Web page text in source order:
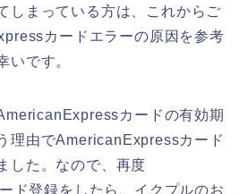
しまっている方は、これからご
カードエラーの原因を参考
いです。
カードの有効期
理由でAmericanExpressカード
した。なので、再度
ド登録をしたら、イクプルのお